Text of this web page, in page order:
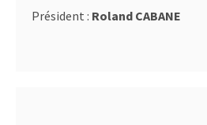
Président : Roland CABANE